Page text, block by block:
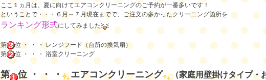
ここ１ヵ月は、夏に向けてエアコンクリーニングのご予約が一番多いです！
ということで・・・６月～７月現在までで、ご注文の多かったクリーニング箇所を
ランキング形式にしてみました
第
位 ・ ・ ・ レンジフード（台所の換気扇）
第
位 ・ ・ ・ 浴室クリーニング
第 位 ・ ・ ・ エアコンクリーニング （家庭用壁掛けタイプ・